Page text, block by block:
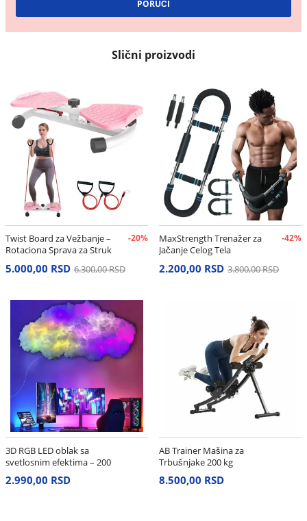
Slični proizvodi
Twist Board za Vežbanje –
Rotaciona Sprava za Struk
-20%
5.000,00 RSD 6.300,00 RSD
MaxStrength Trenažer za
Jačanje Celog Tela
-42%
2.200,00 RSD 3.800,00 RSD
3D RGB LED oblak sa
svetlosnim efektima – 200
cm
2.990,00 RSD
AB Trainer Mašina za
Trbušnjake 200 kg
8.500,00 RSD